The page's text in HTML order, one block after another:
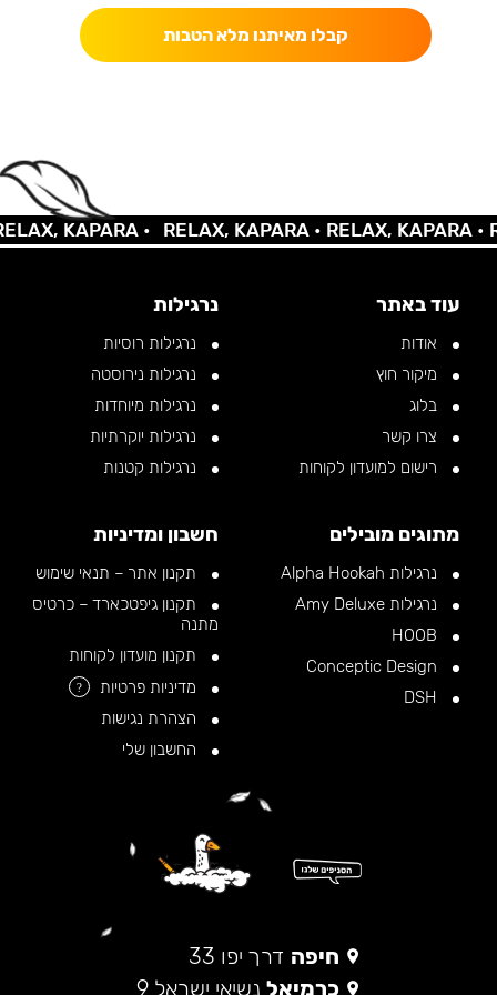
קבלו מאיתנו מלא הטבות
KAPARA • RELAX, KAPARA •RELAX, KAPARA •
עוד באתר
אודות
מיקור חוץ
בלוג
צרו קשר
רישום למועדון לקוחות
נרגילות
נרגילות רוסיות
נרגילות נירוסטה
נרגילות מיוחדות
נרגילות יוקרתיות
נרגילות קטנות
מתוגים מובילים
נרגילות Alpha Hookah
נרגילות Amy Deluxe
חשבון ומדיניות
תקנון אתר – תנאי שימוש
תקנון גיפטכארד – כרטיס
מתנה
תקנון מועדון לקוחות
מדיניות פרטיות
?
הצהרת נגישות
החשבון שלי
חיפה דרך יפו 33
כרמיאל נשיאי ישראל 9